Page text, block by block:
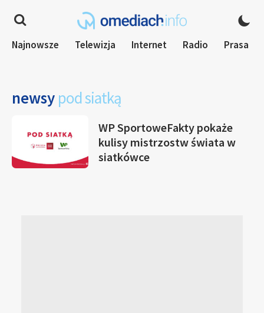
Najnowsze Telewizja Internet Radio Prasa
newsy pod siatką
WP SportoweFakty pokaże
kulisy mistrzostw świata w
siatkówce